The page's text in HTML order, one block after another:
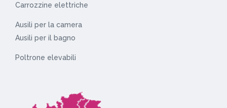
Carrozzine elettriche
Ausili per la camera
Ausili per il bagno
Poltrone elevabili